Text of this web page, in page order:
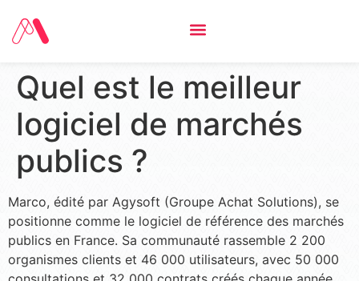
Quel est le meilleur
logiciel de marchés
publics ?
Marco, édité par Agysoft (Groupe Achat Solutions), se
positionne comme le logiciel de référence des marchés
publics en France. Sa communauté rassemble 2 200
organismes clients et 46 000 utilisateurs, avec 50 000